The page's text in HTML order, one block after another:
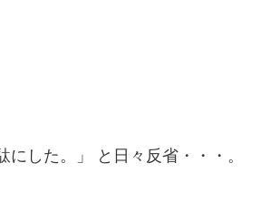
した。」 と日々反省・・・。